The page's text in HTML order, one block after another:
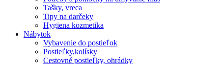
Tašky, vreca
Tipy na darčeky
Hygiena kozmetika
Nábytok
Vybavenie do postieľok
Postieľky,kolísky
Cestovné postieľky, ohrádky